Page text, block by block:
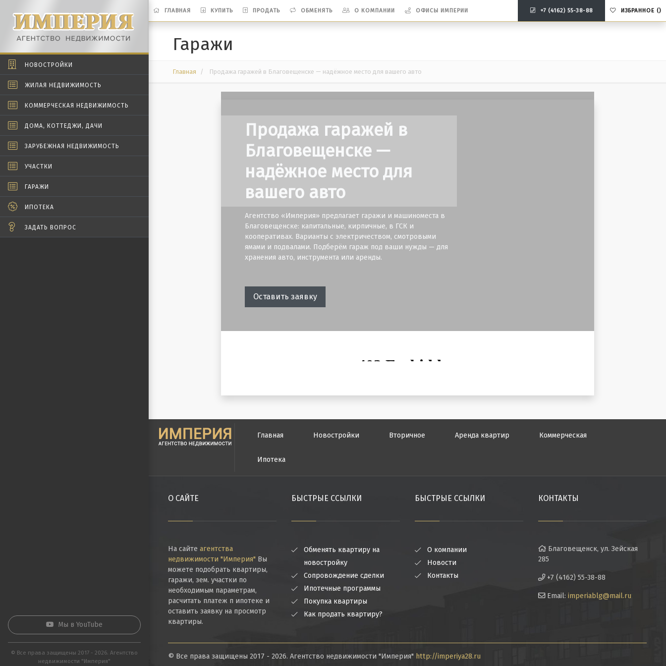
НОВОСТРОЙКИ
ЖИЛАЯ НЕДВИЖИМОСТЬ
КОММЕРЧЕСКАЯ НЕДВИЖИМОСТЬ
ДОМА, КОТТЕДЖИ, ДАЧИ
ЗАРУБЕЖНАЯ НЕДВИЖИМОСТЬ
УЧАСТКИ
ГАРАЖИ
ИПОТЕКА
ЗАДАТЬ ВОПРОС
Мы в YouTube
© Все права защищены 2017 - 2026. Агентство
недвижимости "Империя"
ГЛАВНАЯ КУПИТЬ ПРОДАТЬ ОБМЕНЯТЬ О КОМПАНИИ ОФИСЫ ИМПЕРИИ +7 (4162) 55-38-88 ИЗБРАННОЕ ()
Гаражи
Главная Продажа гаражей в Благовещенске — надёжное место для вашего авто
Продажа гаражей в
Благовещенске —
надёжное место для
вашего авто
Агентство «Империя» предлагает гаражи и машиноместа в
Благовещенске: капитальные, кирпичные, в ГСК и
кооперативах. Варианты с электричеством, смотровыми
ямами и подвалами. Подберём гараж под ваши нужды — для
хранения авто, инструмента или аренды.
Оставить заявку
Главная Новостройки Вторичное Аренда квартир Коммерческая
Ипотека
О САЙТЕ
На сайте агентства
недвижимости "Империя" Вы
можете подобрать квартиры,
гаражи, зем. участки по
необходимым параметрам,
расчитать платеж п ипотеке и
оставить заявку на просмотр
квартиры.
БЫСТРЫЕ ССЫЛКИ
Обменять квартиру на
новостройку
Сопровождение сделки
Ипотечные программы
Покупка квартиры
Как продать квартиру?
БЫСТРЫЕ ССЫЛКИ
О компании
Новости
Контакты
КОНТАКТЫ
Благовещенск, ул. Зейская
285
+7 (4162) 55-38-88
Email: imperiablg@mail.ru
© Все права защищены 2017 - 2026. Агентство недвижимости "Империя" http://imperiya28.ru